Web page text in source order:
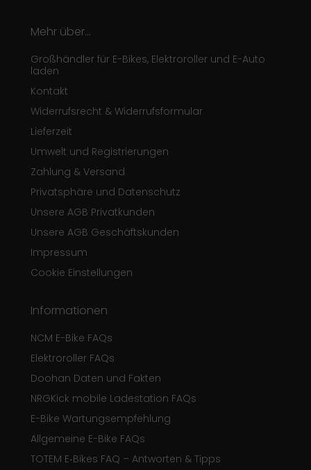
Mehr über...
Großhändler für E-Bikes, Elektroroller und E-Auto
laden
Kontakt
Widerrufsrecht & Widerrufsformular
Lieferzeit
Umwelt und Registrierungen
Zahlung & Versand
Privatsphäre und Datenschutz
Unsere AGB Privatkunden
Unsere AGB Geschäftskunden
Impressum
Cookie Einstellungen
Informationen
NCM E-Bike FAQs
Elektroroller FAQs
Doohan Daten und Fakten
NRGKick mobile Ladestation FAQs
E-Bike Wartungsempfehlung
Allgemeine E-Bike FAQs
TOTEM E‑Bikes FAQ – Antworten & Tipps